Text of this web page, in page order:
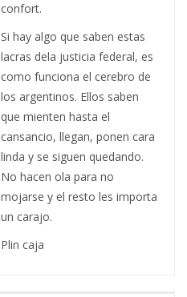
confort.
Si hay algo que saben estas
lacras dela justicia federal, es
como funciona el cerebro de
los argentinos. Ellos saben
que mienten hasta el
cansancio, llegan, ponen cara
linda y se siguen quedando.
No hacen ola para no
mojarse y el resto les importa
un carajo.
Plin caja